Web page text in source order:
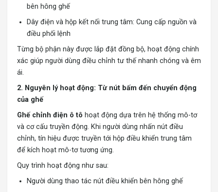
bên hông ghế
Dây điện và hộp kết nối trung tâm: Cung cấp nguồn và
điều phối lệnh
Từng bộ phận này được lắp đặt đồng bộ, hoạt động chính
xác giúp người dùng điều chỉnh tư thế nhanh chóng và êm
ái.
2. Nguyên lý hoạt động: Từ nút bấm đến chuyển động
của ghế
Ghế chỉnh điện ô tô hoạt động dựa trên hệ thống mô-tơ
và cơ cấu truyền động. Khi người dùng nhấn nút điều
chỉnh, tín hiệu được truyền tới hộp điều khiển trung tâm
để kích hoạt mô-tơ tương ứng.
Quy trình hoạt động như sau:
Người dùng thao tác nút điều khiển bên hông ghế